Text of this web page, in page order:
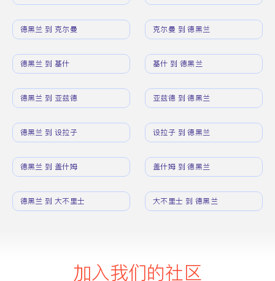
德黑兰 到 克尔曼 克尔曼 到 德黑兰
德黑兰 到 基什 基什 到 德黑兰
德黑兰 到 亚兹德 亚兹德 到 德黑兰
德黑兰 到 设拉子 设拉子 到 德黑兰
德黑兰 到 盖什姆 盖什姆 到 德黑兰
德黑兰 到 大不里士 大不里士 到 德黑兰
加入我们的社区